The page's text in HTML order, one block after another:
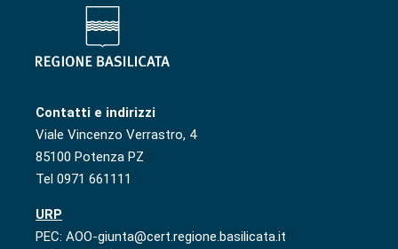
Contatti e indirizzi
Viale Vincenzo Verrastro, 4
85100 Potenza PZ
Tel 0971 661111
URP
PEC: AOO-giunta@cert.regione.basilicata.it